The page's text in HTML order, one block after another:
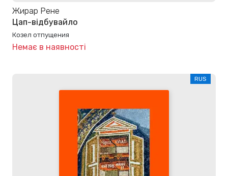
Жирар Рене
Цап-відбувайло
Козел отпущения
Немає в наявності
RUS